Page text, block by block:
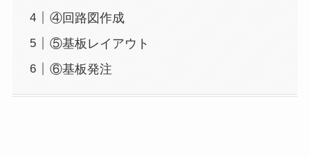
④回路図作成
⑤基板レイアウト
⑥基板発注